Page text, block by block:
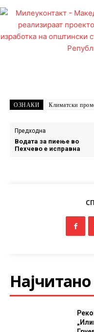
ОЗНАКИ Климатски
Предходна
Водата за пиење во
Пехчево е исправна
Најчитано